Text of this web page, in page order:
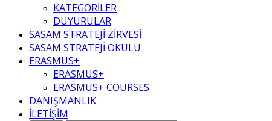
KATEGORİLER
DUYURULAR
SASAM STRATEJİ ZİRVESİ
SASAM STRATEJİ OKULU
ERASMUS+
ERASMUS+
ERASMUS+ COURSES
DANIŞMANLIK
İLETİŞİM